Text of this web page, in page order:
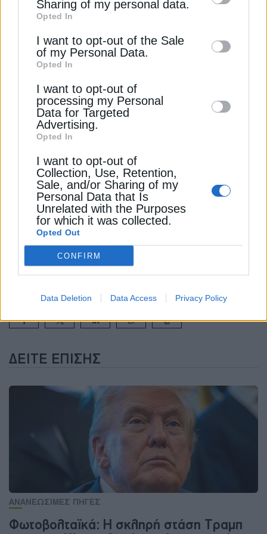
of downstream participants. This
information may also be disclosed by us to
third parties on theIAB’s List of
Downstream Participants
disclose it to other third parties.
Sharing of my personal data.
Opted In
I want to opt-out of the Sale
of my Personal Data.
Opted In
I want to opt-out of
processing my Personal
Data for Targeted
Advertising.
Opted In
I want to opt-out of
Collection, Use, Retention,
Sale, and/or Sharing of my
Personal Data that Is
Unrelated with the Purposes
for which it was collected.
Opted Out
CONFIRM
Data Deletion Data Access Privacy Policy
Η WindEurope, η AWS και η Accenture
εργάζονται πάνω σε ένα λογισμικό που μπορεί να
συμβάλει στη λύση: Το EasyPermits μπορεί να
βοηθήσει τη δημόσια διοίκηση και τις τοπικές
κοινότητες να αγκαλιάσουν και να επιταχύνουν
ολόκληρη τη διαδικασία αδειοδότησης. Έχει ήδη
δοκιμαστεί με επιτυχία στη Δανία και την Πολωνία.
Τα πρώτα αποτελέσματα δείχνουν: το εργαλείο
εργάζονται σε τρεις φορές περισσότερα αρχεία
ταυτόχρονα. Μετά τη δοκιμαστική περίοδο το
EasyPermits θα μπορούσε να είναι μία από τις
ψηφιακές λύσεις που εφαρμόζονται για τον
εξορθολογισμό της αδειοδότησης στην Ευρώπη
και αλλού.
ΔΕΊΤΕ ΕΠΊΣΗΣ
ΑΝΑΝΕΩΣΙΜΕΣ ΠΗΓΕΣ
Φωτοβολταϊκά: Η σκληρή στάση Τραμπ